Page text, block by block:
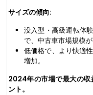
サイズの傾向:
没入型・高級運転体
で、中古車市場規模
低価格で、より快適
増加。
2024年の市場で最大の収
ント。